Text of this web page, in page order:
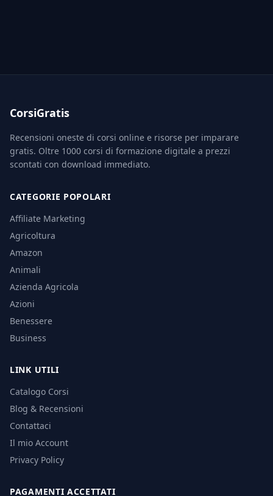
CorsiGratis
Recensioni oneste di corsi online e risorse per imparare
gratis. Oltre 1000 corsi di formazione digitale a prezzi
scontati con download immediato.
CATEGORIE POPOLARI
Affiliate Marketing
Agricoltura
Amazon
Animali
Azienda Agricola
Azioni
Benessere
Business
LINK UTILI
Catalogo Corsi
Blog & Recensioni
Contattaci
Il mio Account
Privacy Policy
PAGAMENTI ACCETTATI